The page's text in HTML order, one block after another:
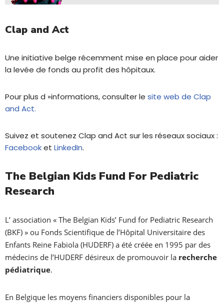
Clap and Act
Une initiative belge récemment mise en place pour aider
la levée de fonds au profit des hôpitaux.
Pour plus d »informations, consulter le site web de Clap
and Act.
Suivez et soutenez Clap and Act sur les réseaux sociaux :
Facebooket LinkedIn.
The Belgian Kids Fund For Pediatric
Research
L’ association « The Belgian Kids’ Fund for Pediatric Research
(BKF) » ou Fonds Scientifique de l’Hôpital Universitaire des
Enfants Reine Fabiola (HUDERF) a été créée en 1995 par des
médecins de l’HUDERF désireux de promouvoir la recherche
pédiatrique.
En Belgique les moyens financiers disponibles pour la